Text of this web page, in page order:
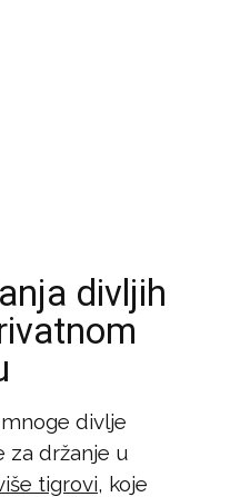
divljih
divlje
za držanje u
tigrovi, koje